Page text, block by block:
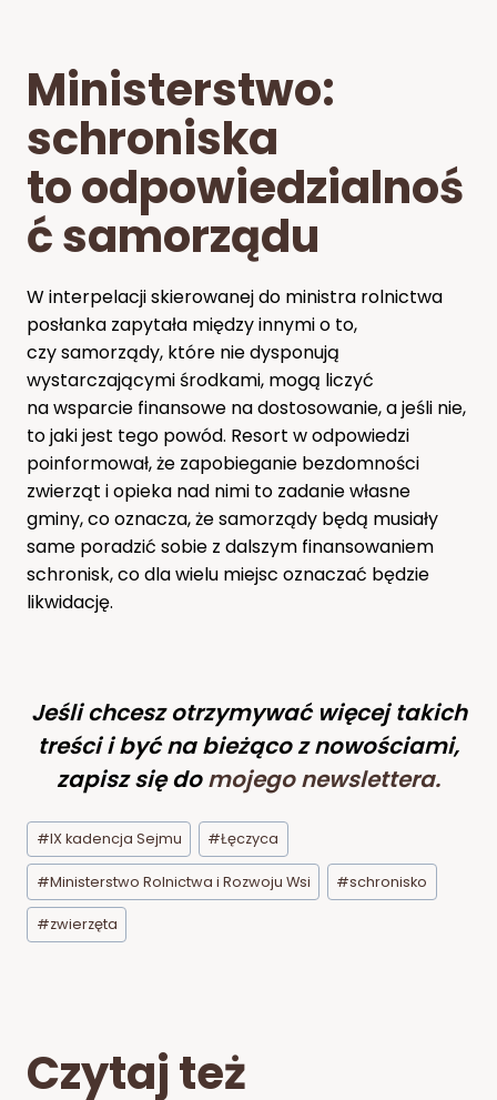
Ministerstwo:
schroniska
to odpowiedzialnoś
ć samorządu
W interpelacji skierowanej do ministra rolnictwa
posłanka zapytała między innymi o to,
czy samorządy, które nie dysponują
wystarczającymi środkami, mogą liczyć
na wsparcie finansowe na dostosowanie, a jeśli nie,
to jaki jest tego powód. Resort w odpowiedzi
poinformował, że zapobieganie bezdomności
zwierząt i opieka nad nimi to zadanie własne
gminy, co oznacza, że samorządy będą musiały
same poradzić sobie z dalszym finansowaniem
schronisk, co dla wielu miejsc oznaczać będzie
likwidację.
Jeśli chcesz otrzymywać więcej takich
treści i być na bieżąco z nowościami,
zapisz się do mojego newslettera.
Tagi
wpisu:
#IX kadencja Sejmu #Łęczyca
#Ministerstwo Rolnictwa i Rozwoju Wsi #schronisko
#zwierzęta
Czytaj też